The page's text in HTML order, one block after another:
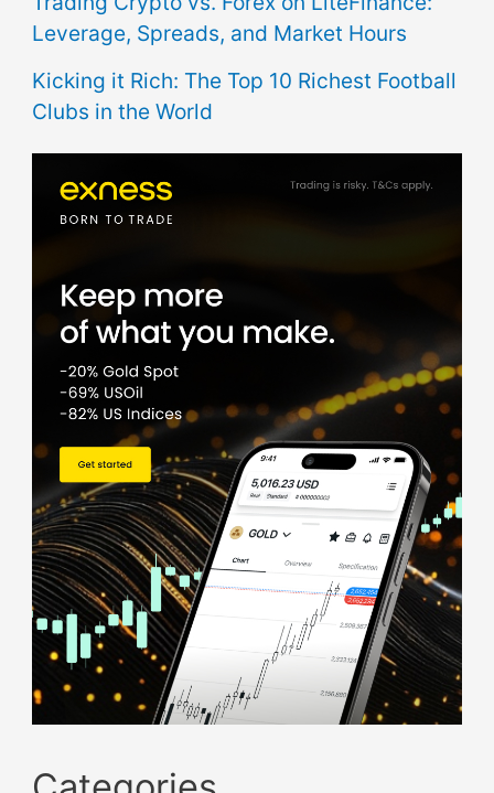
Leverage, Spreads, and Market Hours
Kicking it Rich: The Top 10 Richest Football
Clubs in the World